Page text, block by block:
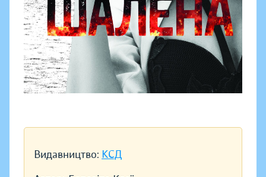
Видавництво: КСД